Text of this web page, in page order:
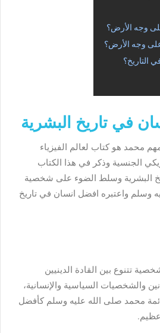
وجه الأرض؟
وجه الأرض؟
التاريخ؟
محمد هو كتاب لعالم الفيزياء
الجنسية وذكر في هذا الكتاب
تاريخ البشرية وسلط الضوء على شخصية
وسلم واعتبره افضل انسان في تاريخ
استكشف حياة 100 شخصية تتنوع بين القادة الدينيين
والشخصيات السياسية والإنسانية،
محمد صلى الله عليه وسلم كأفضل
عظيم.